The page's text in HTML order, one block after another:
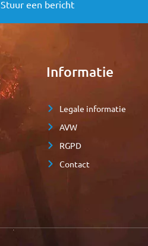
Stuur een bericht
Informatie
Legale informatie
AVW
RGPD
Contact